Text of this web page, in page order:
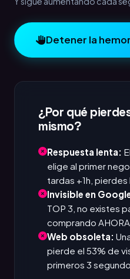
Detener la
¿Por qué
mismo?
Respuesta lenta:
elige al primer
tardas +1h, pierdes
Invisible en
TOP 3, no existes
comprando AHORA.
Web obsoleta:
pierde el 53% de
primeros 3